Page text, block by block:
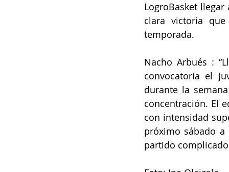
LogroBasket
clara victoria
temporada.
Nacho Arbués :
convocatoria el
durante la
concentración. El
con intensidad
próximo sábado a
partido